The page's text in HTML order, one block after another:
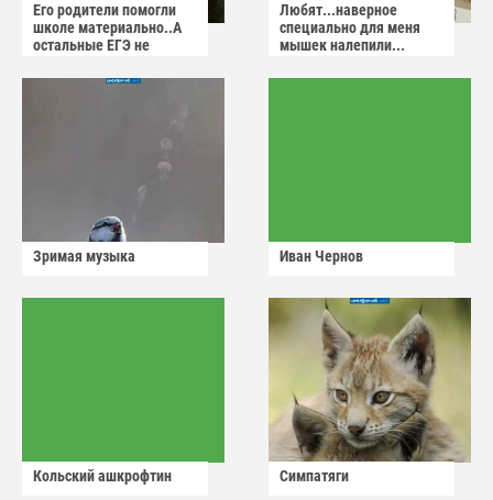
Его родители помогли
школе материально..А
остальные ЕГЭ не
Любят...наверное
специально для меня
мышек налепили...
Зримая музыка Иван Чернов
Кольский ашкрофтин Симпатяги